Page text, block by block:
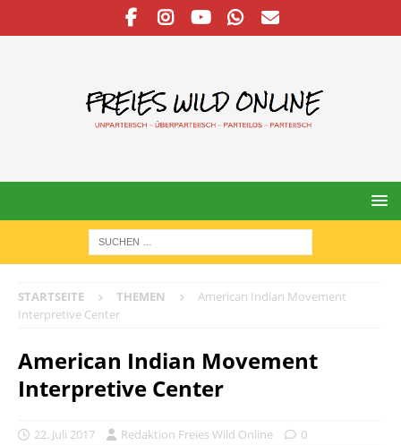
STARTSEITE THEMEN
American Indian Movement
Interpretive Center
American Indian Movement
Interpretive Center
22. Juli 2017 Redaktion Freies Wild Online 0